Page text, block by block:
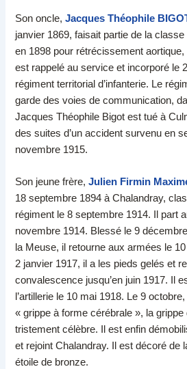
Son oncle,Jacques Théophile
janvier 1869, faisait partie de la
en 1898 pour rétrécissement aortique,
est rappelé au service et incorporé le
régiment territorial d’infanterie. Le
garde des voies de communication,
Jacques Théophile Bigot est tué à
des suites d’un accident survenu en
novembre 1915.
Son jeune frère,Julien Firmin
18 septembre 1894 à Chalandray,
régiment le 8 septembre 1914. Il part
novembre 1914. Blessé le 9
la Meuse, il retourne aux armées le
2 janvier 1917, il a les pieds gelés et
convalescence jusqu’en juin 1917. Il
l’artillerie le 10 mai 1918. Le 9
« grippe à forme cérébrale », la grippe
tristement célèbre. Il est enfin
et rejoint Chalandray. Il est décoré de
étoile de bronze.